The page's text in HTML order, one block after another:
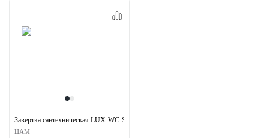
Завертка сантехническая LUX-WC-S1 CRO на квадратной розетке цвет хром
ЦАМ